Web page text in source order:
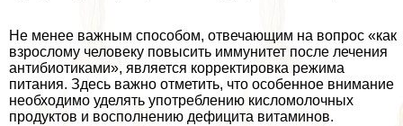
Не менее важным способом, отвечающим на вопрос «как
взрослому человеку повысить иммунитет после лечения
антибиотиками», является корректировка режима
питания. Здесь важно отметить, что особенное внимание
необходимо уделять употрeблению кисломолочных
продуктов и восполнению дефицита витаминов.